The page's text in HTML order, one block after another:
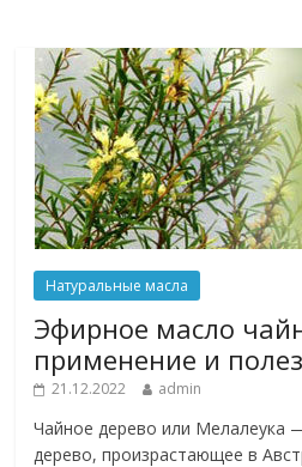
Натуральные масла
Эфирное масло
применение и
21.12.2022 admin
Чайное дерево или Мелалеука
дерево, произрастающее в